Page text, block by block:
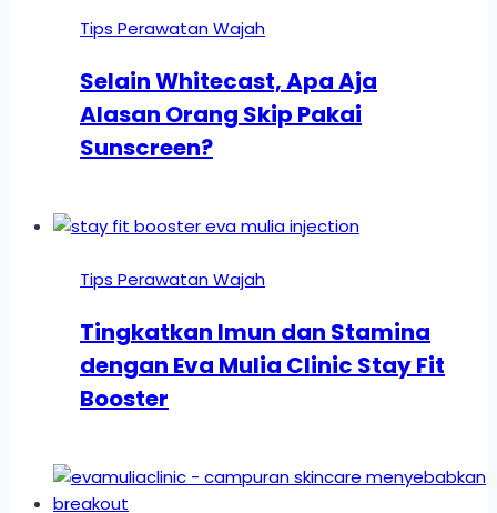
Tips Perawatan Wajah
Selain Whitecast, Apa Aja
Alasan Orang Skip Pakai
Sunscreen?
Tips Perawatan Wajah
Tingkatkan Imun dan Stamina
dengan Eva Mulia Clinic Stay Fit
Booster